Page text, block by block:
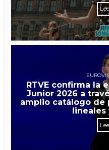
RTVE confirma la
Junior 2026 a
amplio catálogo de
lineales